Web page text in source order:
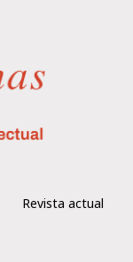
Revista actual